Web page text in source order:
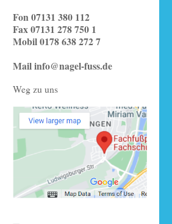
Fon 07131 380 112
Fax 07131 278 750 1
Mobil 0178 638 272 7
Mail info@nagel-fuss.de
Weg zu uns